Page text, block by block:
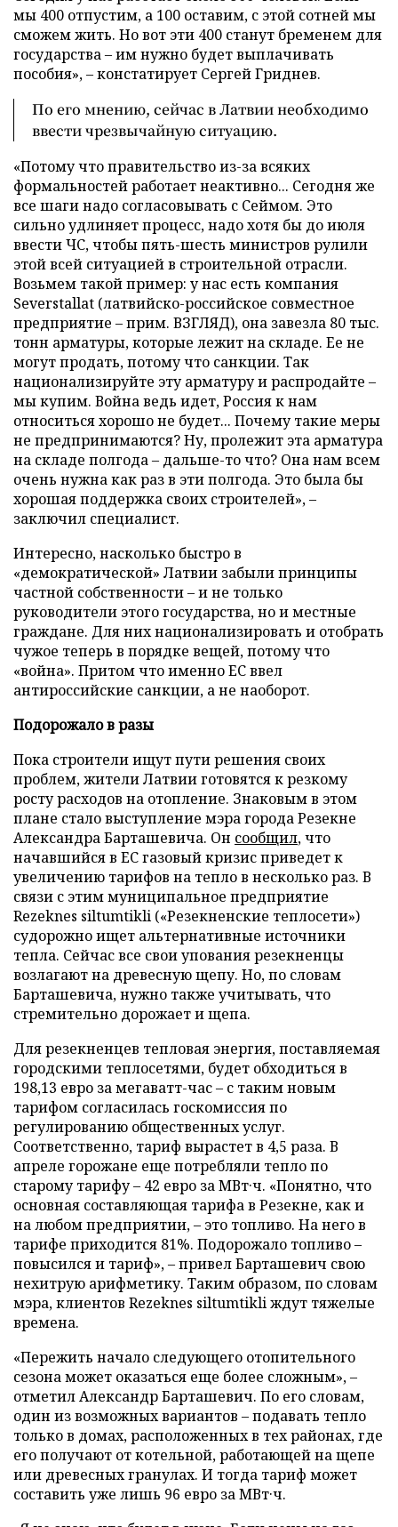
мы 400 отпустим, а 100 оставим, с этой сотней мы
сможем жить. Но вот эти 400 станут бременем для
государства – им нужно будет выплачивать
пособия», – констатирует Сергей Гриднев.
По его мнению, сейчас в Латвии необходимо
ввести чрезвычайную ситуацию.
«Потому что правительство из-за всяких
формальностей работает неактивно... Сегодня же
все шаги надо согласовывать с Сеймом. Это
сильно удлиняет процесс, надо хотя бы до июля
ввести ЧС, чтобы пять-шесть министров рулили
этой всей ситуацией в строительной отрасли.
Возьмем такой пример: у нас есть компания
Severstallat (латвийско-российское совместное
предприятие – прим. ВЗГЛЯД), она завезла 80 тыс.
тонн арматуры, которые лежит на складе. Ее не
могут продать, потому что санкции. Так
национализируйте эту арматуру и распродайте –
мы купим. Война ведь идет, Россия к нам
относиться хорошо не будет... Почему такие меры
не предпринимаются? Ну, пролежит эта арматура
на складе полгода – дальше-то что? Она нам всем
очень нужна как раз в эти полгода. Это была бы
хорошая поддержка своих строителей», –
заключил специалист.
Интересно, насколько быстро в
«демократической» Латвии забыли принципы
частной собственности – и не только
руководители этого государства, но и местные
граждане. Для них национализировать и отобрать
чужое теперь в порядке вещей, потому что
«война». Притом что именно ЕС ввел
антироссийские санкции, а не наоборот.
Подорожало в разы
Пока строители ищут пути решения своих
проблем, жители Латвии готовятся к резкому
росту расходов на отопление. Знаковым в этом
плане стало выступление мэра города Резекне
Александра Барташевича. Он сообщил, что
начавшийся в ЕС газовый кризис приведет к
увеличению тарифов на тепло в несколько раз. В
связи с этим муниципальное предприятие
Rezeknes siltumtikli («Резекненские теплосети»)
судорожно ищет альтернативные источники
тепла. Сейчас все свои упования резекненцы
возлагают на древесную щепу. Но, по словам
Барташевича, нужно также учитывать, что
стремительно дорожает и щепа.
Для резекненцев тепловая энергия, поставляемая
городскими теплосетями, будет обходиться в
198,13 евро за мегаватт-час – с таким новым
тарифом согласилась госкомиссия по
регулированию общественных услуг.
Соответственно, тариф вырастет в 4,5 раза. В
апреле горожане еще потребляли тепло по
старому тарифу – 42 евро за МВт·ч. «Понятно, что
основная составляющая тарифа в Резекне, как и
на любом предприятии, – это топливо. На него в
тарифе приходится 81%. Подорожало топливо –
повысился и тариф», – привел Барташевич свою
нехитрую арифметику. Таким образом, по словам
мэра, клиентов Rezeknes siltumtikli ждут тяжелые
времена.
«Пережить начало следующего отопительного
сезона может оказаться еще более сложным», –
отметил Александр Барташевич. По его словам,
один из возможных вариантов – подавать тепло
только в домах, расположенных в тех районах, где
его получают от котельной, работающей на щепе
или древесных гранулах. И тогда тариф может
составить уже лишь 96 евро за МВт·ч.